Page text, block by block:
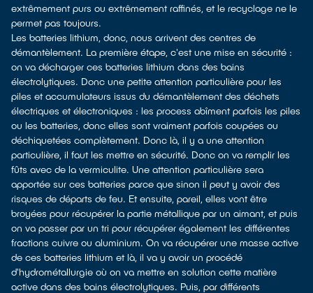
extrêmement purs ou extrêmement raffinés, et le recyclage ne le
permet pas toujours.
Les batteries lithium, donc, nous arrivent des centres de
démantèlement. La première étape, c'est une mise en sécurité :
on va décharger ces batteries lithium dans des bains
électrolytiques. Donc une petite attention particulière pour les
piles et accumulateurs issus du démantèlement des déchets
électriques et électroniques : les process abîment parfois les piles
ou les batteries, donc elles sont vraiment parfois coupées ou
déchiquetées complètement. Donc là, il y a une attention
particulière, il faut les mettre en sécurité. Donc on va remplir les
fûts avec de la vermiculite. Une attention particulière sera
apportée sur ces batteries parce que sinon il peut y avoir des
risques de départs de feu. Et ensuite, pareil, elles vont être
broyées pour récupérer la partie métallique par un aimant, et puis
on va passer par un tri pour récupérer également les différentes
fractions cuivre ou aluminium. On va récupérer une masse active
de ces batteries lithium et là, il va y avoir un procédé
d'hydrométallurgie où on va mettre en solution cette matière
active dans des bains électrolytiques. Puis, par différents